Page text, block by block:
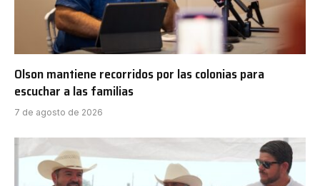
Olson mantiene recorridos por las colonias para
escuchar a las familias
7 de agosto de 2026